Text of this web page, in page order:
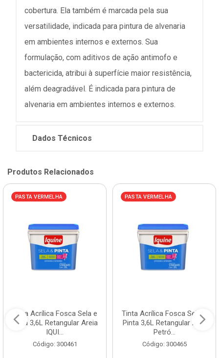
cobertura. Ela também é marcada pela sua
versatilidade, indicada para pintura de alvenaria
em ambientes internos e externos. Sua
formulação, com aditivos de ação antimofo e
bactericida, atribui à superfície maior resistência,
além deagradável. É indicada para pintura de
alvenaria em ambientes internos e externos.
Dados Técnicos
Produtos Relacionados
PASTA VERMELHA
Tinta Acrílica Fosca Sela e
Pinta 3,6L Retangular Areia
IQUI...
Código: 300461
PASTA VERMELHA
Tinta Acrílica Fosca Sela e
Pinta 3,6L Retangular Azul
Petró...
Código: 300465